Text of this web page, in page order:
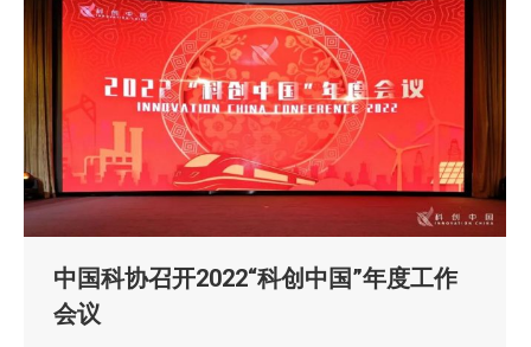
中国科协召开2022“科创中国”年度工作
会议